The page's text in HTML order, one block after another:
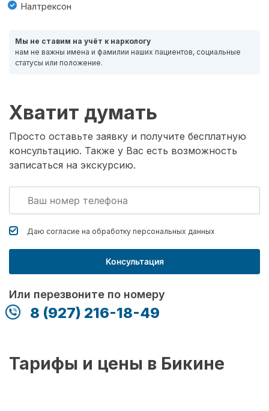
Налтрексон
Мы не ставим на учёт к наркологу
нам не важны имена и фамилии наших пациентов, социальные
статусы или положение.
Хватит думать
Просто оставьте заявку и получите бесплатную
консультацию. Также у Вас есть возможность
записаться на экскурсию.
Даю согласие на обработку персональных данных
Консультация
Или перезвоните по номеру
8 (927) 216-18-49
Тарифы и цены в Бикине